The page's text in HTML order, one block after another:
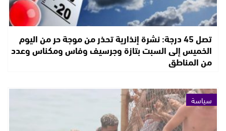
تصل 45 درجة: نشرة إنذارية تحذر من موجة حر من اليوم
الخميس إلى السبت بتازة وجرسيف وفاس ومكناس وعدد
من المناطق
سياسة